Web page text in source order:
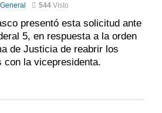
544 Visto
presentó esta solicitud ante
5, en respuesta a la orden
de Justicia de reabrir los
con la vicepresidenta.